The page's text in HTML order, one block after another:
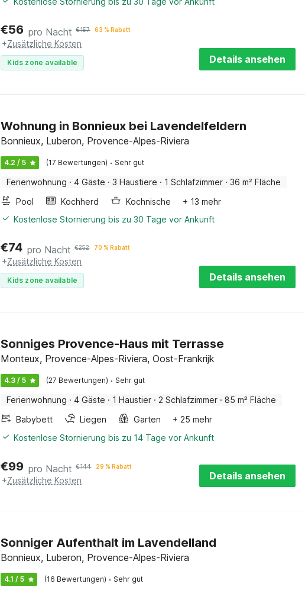
€56 pro Nacht €157 63 % Rabatt
+Zusätzliche Kosten
Kids zone available Details ansehen
Wohnung in Bonnieux bei Lavendelfeldern
Bonnieux, Luberon, Provence-Alpes-Riviera
4.2 / 5 (17 Bewertungen) · Sehr gut
Ferienwohnung · 4 Gäste · 3 Haustiere · 1 Schlafzimmer · 36 m² Fläche
Pool
Kochherd Kochnische
+ 13 mehr
Kostenlose Stornierung bis zu 30 Tage vor Ankunft
€74 pro Nacht €252 70 % Rabatt
+Zusätzliche Kosten
Kids zone available Details ansehen
Sonniges Provence-Haus mit Terrasse
Monteux, Provence-Alpes-Riviera, Oost-Frankrijk
4.3 / 5 (27 Bewertungen) · Sehr gut
Ferienwohnung · 4 Gäste · 1 Haustier · 2 Schlafzimmer · 85 m² Fläche
Babybett
Liegen Garten
+ 25 mehr
Kostenlose Stornierung bis zu 14 Tage vor Ankunft
€99 pro Nacht €144 29 % Rabatt
+Zusätzliche Kosten Details ansehen
Sonniger Aufenthalt im Lavendelland
Bonnieux, Luberon, Provence-Alpes-Riviera
4.1 / 5 (16 Bewertungen) · Sehr gut